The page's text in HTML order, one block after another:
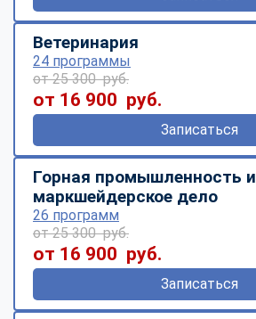
Ветеринария
24 программы
от 25 300 руб.
от 16 900 руб.
Записаться
Горная промышленность и
маркшейдерское дело
26 программ
от 25 300 руб.
от 16 900 руб.
Записаться